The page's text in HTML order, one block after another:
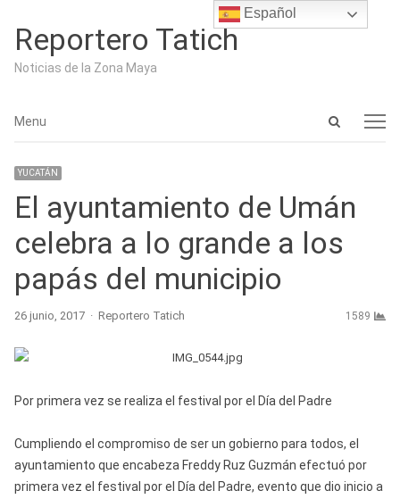
Reportero Tatich
Noticias de la Zona Maya
Open
Menu
Menu
YUCATÁN
El ayuntamiento de Umán
celebra a lo grande a los
papás del municipio
26 junio, 2017 Author
Reportero Tatich 1589
Por primera vez se realiza el festival por el Día del Padre
Cumpliendo el compromiso de ser un gobierno para todos, el
ayuntamiento que encabeza Freddy Ruz Guzmán efectuó por
primera vez el festival por el Día del Padre, evento que dio inicio a
Español